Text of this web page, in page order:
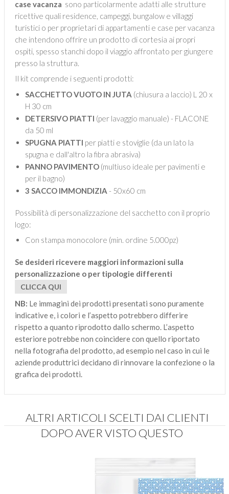
case vacanza sono particolarmente adatti alle strutture
ricettive quali residence, campeggi, bungalow e villaggi
turistici o per proprietari di appartamenti e case per vacanza
che intendono offrire un prodotto di cortesia ai propri
ospiti, spesso stanchi dopo il viaggio affrontato per giungere
presso la struttura.
Il kit comprende i seguenti prodotti:
SACCHETTO VUOTO IN JUTA (chiusura a laccio) L 20 x
H 30 cm
DETERSIVO PIATTI (per lavaggio manuale) - FLACONE
da 50 ml
SPUGNA PIATTI per piatti e stoviglie (da un lato la
spugna e dall'altro la fibra abrasiva)
PANNO PAVIMENTO(multiuso ideale per pavimenti e
per il bagno)
3 SACCO IMMONDIZIA - 50x60 cm
Possibilità di personalizzazione del sacchetto con il proprio
logo:
Con stampa monocolore (min. ordine 5.000pz)
Se desideri ricevere maggiori informazioni sulla
personalizzazione o per tipologie differenti
CLICCA QUI
NB: Le immagini dei prodotti presentati sono puramente
indicative e, i colori e l’aspetto potrebbero differire
rispetto a quanto riprodotto dallo schermo. L’aspetto
esteriore potrebbe non coincidere con quello riportato
nella fotografia del prodotto, ad esempio nel caso in cui le
aziende produttrici decidano di rinnovare la confezione o la
grafica dei prodotti.
ALTRI ARTICOLI SCELTI DAI CLIENTI
DOPO AVER VISTO QUESTO